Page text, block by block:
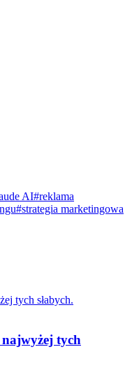
AI#reklama
#strategia marketingowa
tych